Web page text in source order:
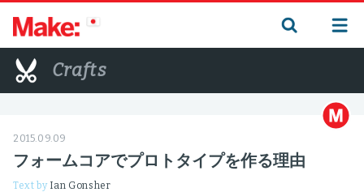
Crafts
2015.09.09
フォームコアでプロトタイプを作る理由
Text by Ian Gonsher